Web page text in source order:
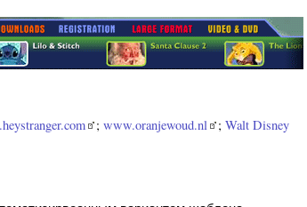
; www.oranjewoud.nl ; Walt Disney